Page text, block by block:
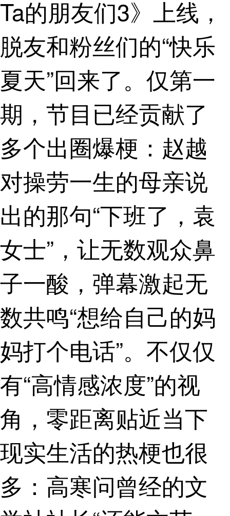
Ta的朋友们3》上线，
脱友和粉丝们的“快乐
夏天”回来了。仅第一
期，节目已经贡献了
多个出圈爆梗：赵越
对操劳一生的母亲说
出的那句“下班了，袁
女士”，让无数观众鼻
子一酸，弹幕激起无
数共鸣“想给自己的妈
妈打个电话”。不仅仅
有“高情感浓度”的视
角，零距离贴近当下
现实生活的热梗也很
多：高寒问曾经的文